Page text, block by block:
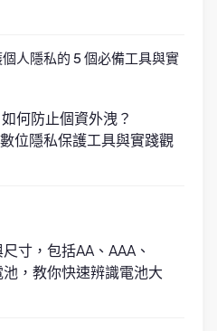
人隱私的 5 個必備工具與實
何防止個資外洩？
位隱私保護工具與實踐觀
寸，包括AA、AAA、
，教你快速辨識電池大